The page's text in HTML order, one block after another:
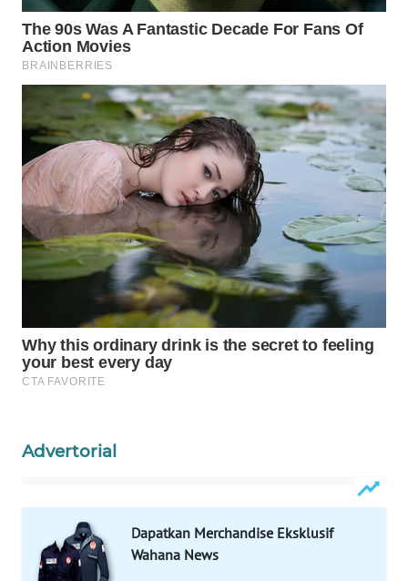
Advertorial
Dapatkan Merchandise Eksklusif
Wahana News
ID
MARTABAT
PLN
WATCH
MKLI
LPKKI
KOPEKLIN
PORTAL
FORWAMKI
FORJASIDA